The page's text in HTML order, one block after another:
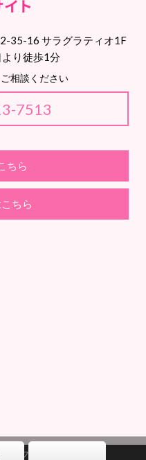
35-16 サラグラティオ1F
り徒歩1分
相談ください
7513
ちら
ちら
オフィス